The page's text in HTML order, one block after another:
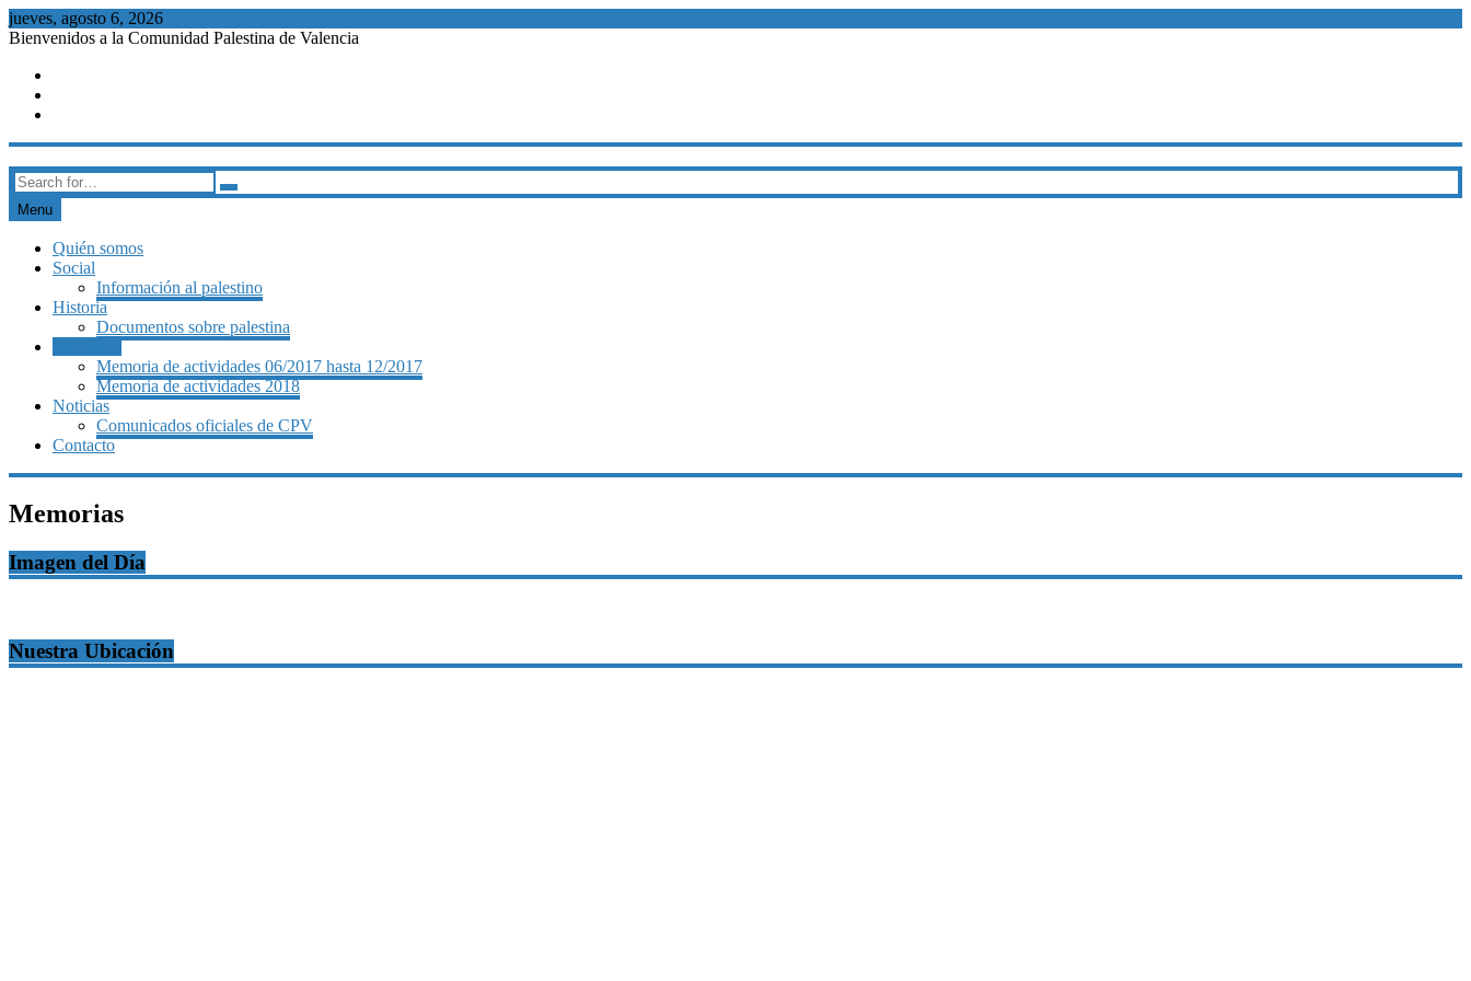
Skip
to
jueves, agosto 6, 2026
Bienvenidos a la Comunidad Palestina de Valencia
Comunidad Palestina de Valencia
Search
Menu
Quién somos
Social
Información al palestino
Historia
Documentos sobre palestina
Memoria de actividades 06/2017 hasta 12/2017
Memoria de actividades 2018
Noticias
Comunicados oficiales de CPV
Contacto
Memorias
Imagen del Día
Nuestra Ubicación